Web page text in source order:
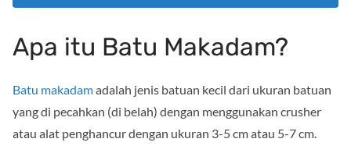
Apa itu Batu Makadam?
Batu makadamadalah jenis batuan kecil dari ukuran batuan
yang di pecahkan (di belah) dengan menggunakan crusher
atau alat penghancur dengan ukuran 3-5 cm atau 5-7 cm.